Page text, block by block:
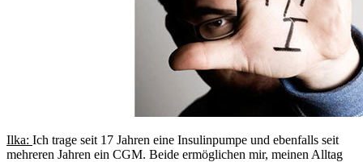
Ilka: Ich trage seit 17 Jahren eine Insulinpumpe und ebenfalls seit
mehreren Jahren ein CGM. Beide ermöglichen mir, meinen Alltag